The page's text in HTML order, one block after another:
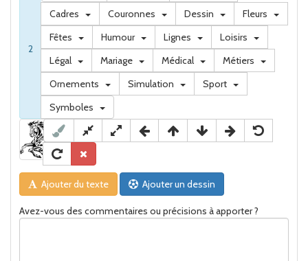
2
Cadres
Couronnes Dessin
Fleurs
Fêtes
Humour Lignes
Loisirs
Légal
Mariage Médical
Métiers
Ornements
Simulation
Sport
Symboles
Ajouter du texte Ajouter un dessin
Avez-vous des commentaires ou précisions à apporter ?